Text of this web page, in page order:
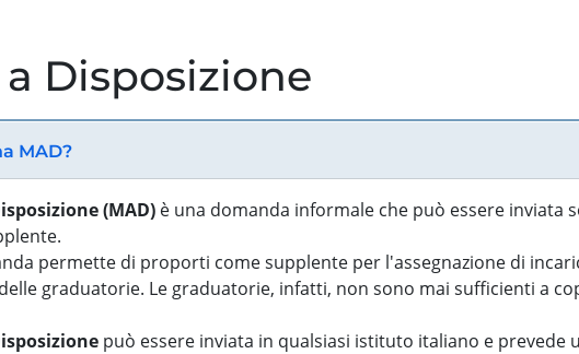
a Disposizione
MAD?
(MAD) è una domanda informale che può essere
permette di proporti come supplente per l'assegnazione di
graduatorie. Le graduatorie, infatti, non sono mai sufficienti a
può essere inviata in qualsiasi istituto italiano e